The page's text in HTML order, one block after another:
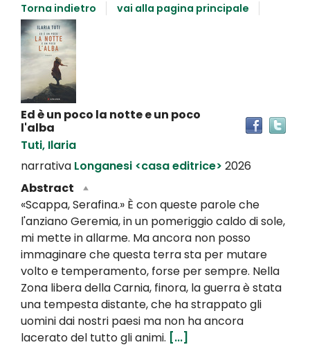
Torna indietro vai alla pagina principale
Dettaglio
del
documento
Ed è un poco la notte e un poco
l'alba
Tuti, Ilaria
narrativa Longanesi <casa editrice> 2026
Abstract
«Scappa, Serafina.» È con queste parole che
l'anziano Geremia, in un pomeriggio caldo di sole,
mi mette in allarme. Ma ancora non posso
immaginare che questa terra sta per mutare
volto e temperamento, forse per sempre. Nella
Zona libera della Carnia, finora, la guerra è stata
una tempesta distante, che ha strappato gli
uomini dai nostri paesi ma non ha ancora
lacerato del tutto gli animi. [...]